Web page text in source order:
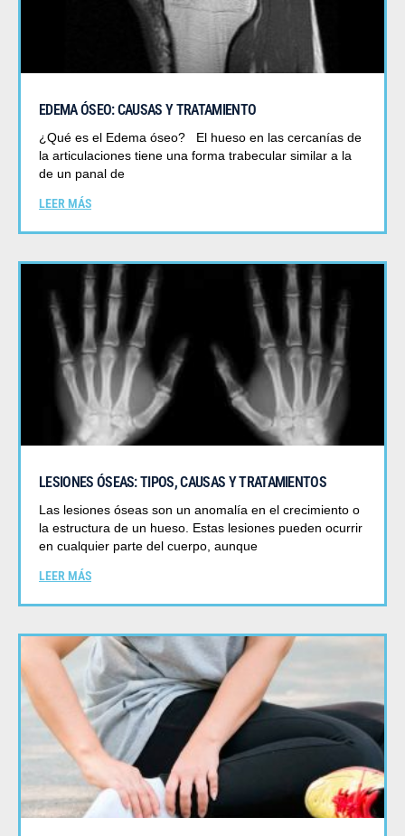
EDEMA ÓSEO: CAUSAS Y TRATAMIENTO
¿Qué es el Edema óseo? El hueso en las cercanías de
la articulaciones tiene una forma trabecular similar a la
de un panal de
LEER MÁS
LESIONES ÓSEAS: TIPOS, CAUSAS Y TRATAMIENTOS
Las lesiones óseas son un anomalía en el crecimiento o
la estructura de un hueso. Estas lesiones pueden ocurrir
en cualquier parte del cuerpo, aunque
LEER MÁS